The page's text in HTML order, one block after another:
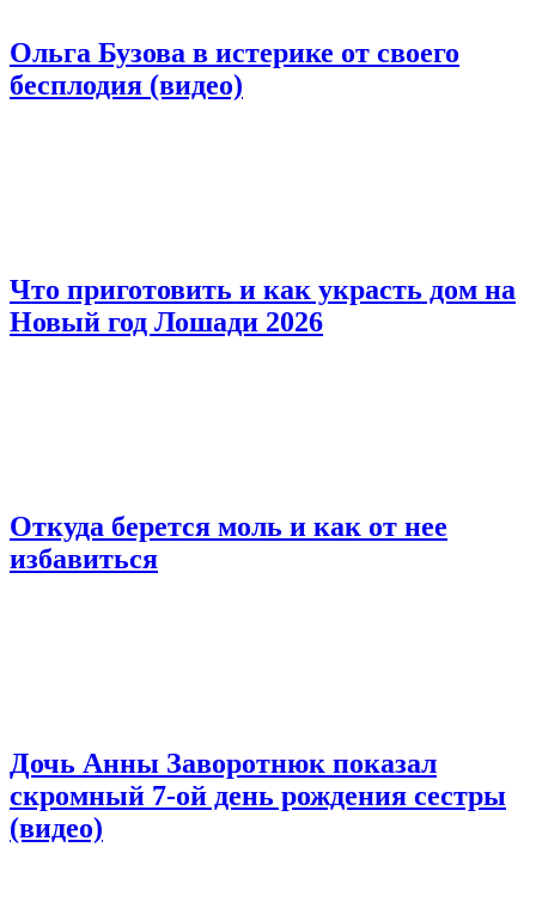
Ольга Бузова в истерике от своего
бесплодия (видео)
Что приготовить и как украсть дом на
Новый год Лошади 2026
Откуда берется моль и как от нее
избавиться
Дочь Анны Заворотнюк показал
скромный 7-ой день рождения сестры
(видео)